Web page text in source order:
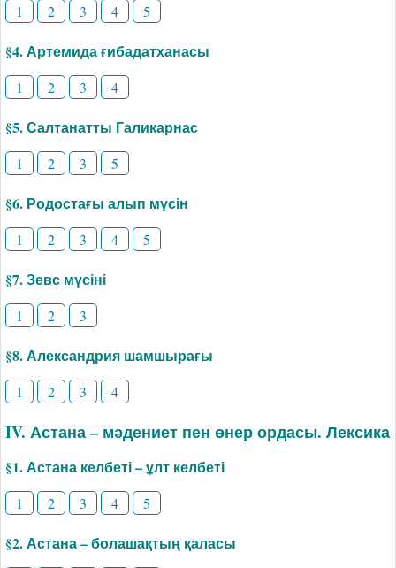
1 2 3 4 5
§4. Артемида ғибадатханасы
1 2 3 4
§5. Салтанатты Галикарнас
1 2 3 5
§6. Родостағы алып мүсін
1 2 3 4 5
§7. Зевс мүсіні
1 2 3
§8. Александрия шамшырағы
1 2 3 4
IV. Астана – мәдениет пен өнер ордасы. Лексика
§1. Астана келбеті – ұлт келбеті
1 2 3 4 5
§2. Астана – болашақтың қаласы